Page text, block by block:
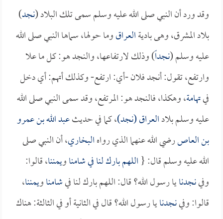
وقد ورد أن النبي صلى الله عليه وسلم سمى تلك البلاد (نجد)
بلاد المشرق، وهى باديةالعراقوما حولها، سماها النبي صلى الله
عليه وسلم (نجداً) وذلك لارتفاعها، والنجد هو: كل ما علا
وارتفع، تقول: أنجد فلان -أي: ارتفع- وكذلك أتهم: أي دخل
فيتهامة، وهكذا، فالنجد هو: المرتفع، وقد سمى النبي صلى الله
عليه وسلم بلادالعراق(نجد)، كما في حديثعبد الله بن عمرو
بن العاصرضي الله عنهما الذي رواهالبخاري، أن النبي صلى
الله عليه وسلم قال: {اللهم بارك لنا فيشامناويمننا، قالوا:
وفينجدنايا رسول الله؟ قال: اللهم بارك لنا فيشامناويمننا،
قالوا: وفينجدنايا رسول الله؟ قال في الثانية أو في الثالثة: هناك